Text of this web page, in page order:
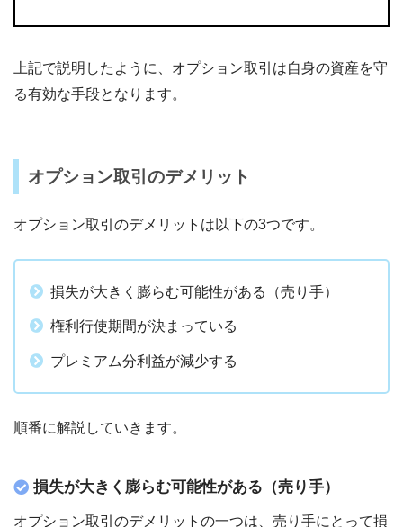
上記で説明したように、オプション取引は自身の資産を守
る有効な手段となります。
オプション取引のデメリット
オプション取引のデメリットは以下の3つです。
損失が大きく膨らむ可能性がある（売り手）
権利行使期間が決まっている
プレミアム分利益が減少する
順番に解説していきます。
損失が大きく膨らむ可能性がある（売り手）
オプション取引のデメリットの一つは、売り手にとって損